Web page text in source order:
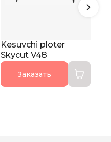
Kesuvchi ploter
Skycut V48
Заказать